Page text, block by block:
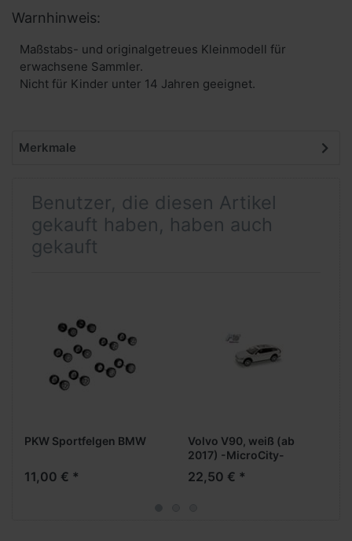
Warnhinweis:
Maßstabs- und originalgetreues Kleinmodell für
erwachsene Sammler.
Nicht für Kinder unter 14 Jahren geeignet.
Merkmale
Benutzer, die diesen Artikel
gekauft haben, haben auch
gekauft
PKW Sportfelgen BMW
11,00 € *
Volvo V90, weiß (ab
2017) -MicroCity-
22,50 € *